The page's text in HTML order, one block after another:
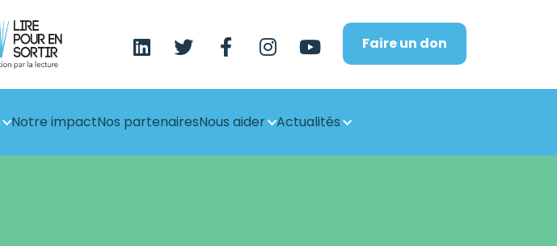
Faire un don
Notre impactNos partenairesNous aider Actualités